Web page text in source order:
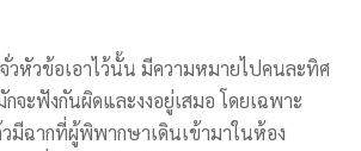
วหัวข้อเอาไว้นั้น มีความหมายไปคนละทิศ
กจะฟังกันผิดและงงอยู่เสมอ โดยเฉพาะ
มีฉากที่ผู้พิพากษาเดินเข้ามาในห้อง